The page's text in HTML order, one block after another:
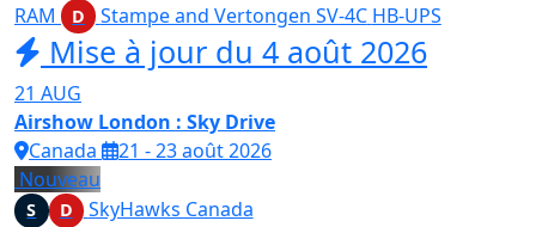
RAM
D Stampe and Vertongen SV-4C HB-UPS
Mise à jour du 4 août 2026
21 AUG
Airshow London : Sky Drive
Canada
21 - 23 août 2026
Nouveau
S D
SkyHawks Canada